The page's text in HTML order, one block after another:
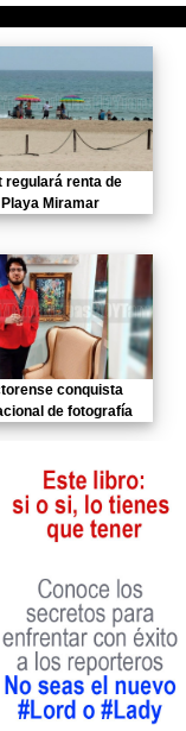
regulará renta de
Miramar
conquista
de fotografía